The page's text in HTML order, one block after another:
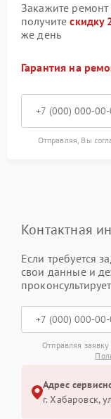
Закажите
получитескидку
же день
Гарантия на
Отправляя, Вы
Контактная
Если требуется
свои данные и
Отправляя
Адрес
г. Хабаровск,